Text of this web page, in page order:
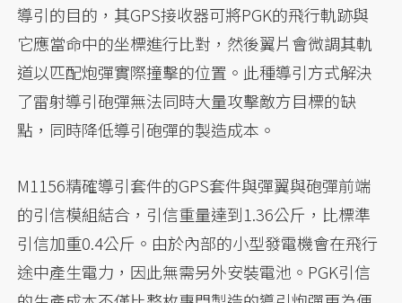
導引的目的，其GPS接收器可將PGK的飛行軌跡與
它應當命中的坐標進行比對，然後翼片會微調其軌
道以匹配炮彈實際撞擊的位置。此種導引方式解決
了雷射導引砲彈無法同時大量攻擊敵方目標的缺
點，同時降低導引砲彈的製造成本。
M1156精確導引套件的GPS套件與彈翼與砲彈前端
的引信模組結合，引信重量達到1.36公斤，比標準
引信加重0.4公斤。由於內部的小型發電機會在飛行
途中產生電力，因此無需另外安裝電池。PGK引信